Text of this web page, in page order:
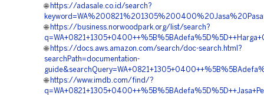
🌐 https://adasale.co.id/search?
🌐 https://business.norwoodpark.org/list/search?
🌐 https://docs.aws.amazon.com/search/doc-search.html?
searchPath=documentation-
🌐 https://www.imdb.com/find/?